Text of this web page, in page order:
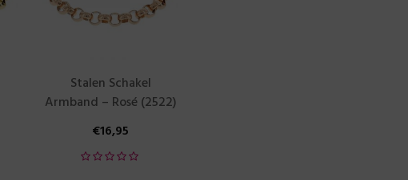
Stalen Schakel
Armband – Rosé (2522)
€16,95